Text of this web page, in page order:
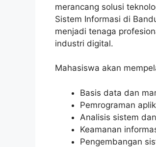
merancang solusi
Sistem Informasi di
menjadi tenaga
industri digital.
Mahasiswa akan
Basis data dan
Pemrograman
Analisis sistem
Keamanan
Pengembangan